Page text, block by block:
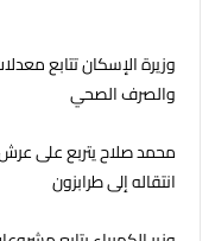
وزيرة الإسكان تتابع
والصرف الصحي
محمد صلاح يتربع على
انتقاله إلى طرابزون